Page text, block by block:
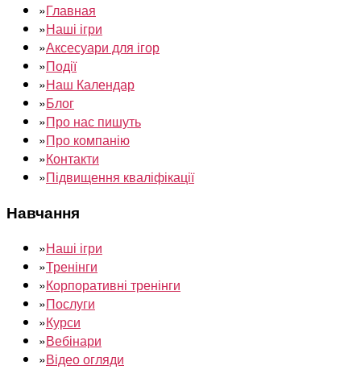
»Главная
»Наші ігри
»Аксесуари для ігор
»Події
»Наш Календар
»Блог
»Про нас пишуть
»Про компанію
»Контакти
»Підвищення кваліфікації
Навчання
»Наші ігри
»Тренінги
»Корпоративні тренінги
»Послуги
»Курси
»Вебінари
»Відео огляди